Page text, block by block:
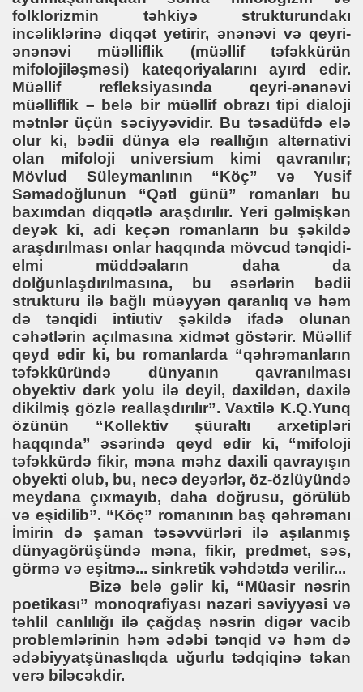
folklorizmin təhkiyə strukturundakı
incəliklərinə diqqət yetirir, ənənəvi və qeyri-
ənənəvi müəlliflik (müəllif təfəkkürün
mifolojiləşməsi) kateqoriyalarını ayırd edir.
Müəllif refleksiyasında qeyri-ənənəvi
müəlliflik – belə bir müəllif obrazı tipi dialoji
mətnlər üçün səciyyəvidir. Bu təsadüfdə elə
olur ki, bədii dünya elə reallığın alternativi
olan mifoloji universium kimi qavranılır;
Mövlud Süleymanlının “Köç” və Yusif
Səmədoğlunun “Qətl günü” romanları bu
baxımdan diqqətlə araşdırılır. Yeri gəlmişkən
deyək ki, adi keçən romanların bu şəkildə
araşdırılması onlar haqqında mövcud tənqidi-
elmi müddəaların daha da
dolğunlaşdırılmasına, bu əsərlərin bədii
strukturu ilə bağlı müəyyən qaranlıq və həm
də tənqidi intiutiv şəkildə ifadə olunan
cəhətlərin açılmasına xidmət göstərir. Müəllif
qeyd edir ki, bu romanlarda “qəhrəmanların
təfəkküründə dünyanın qavranılması
obyektiv dərk yolu ilə deyil, daxildən, daxilə
dikilmiş gözlə reallaşdırılır”. Vaxtilə K.Q.Yunq
özünün “Kollektiv şüuraltı arxetipləri
haqqında” əsərində qeyd edir ki, “mifoloji
təfəkkürdə fikir, məna məhz daxili qavrayışın
obyekti olub, bu, necə deyərlər, öz-özlüyündə
meydana çıxmayıb, daha doğrusu, görülüb
və eşidilib”. “Köç” romanının baş qəhrəmanı
İmirin də şaman təsəvvürləri ilə aşılanmış
dünyagörüşündə məna, fikir, predmet, səs,
görmə və eşitmə... sinkretik vəhdətdə verilir...
Bizə belə gəlir ki, “Müasir nəsrin
poetikası” monoqrafiyası nəzəri səviyyəsi və
təhlil canlılığı ilə çağdaş nəsrin digər vacib
problemlərinin həm ədəbi tənqid və həm də
ədəbiyyatşünaslıqda uğurlu tədqiqinə təkan
verə biləcəkdir.